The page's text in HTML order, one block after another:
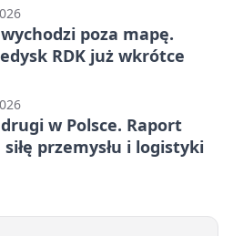
poza mapę.
RDK już wkrótce
w Polsce. Raport
przemysłu i logistyki